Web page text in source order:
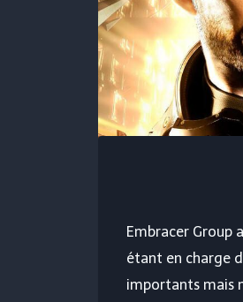
Embracer Group
étant en charge
importants mais